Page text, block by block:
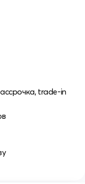
trade-in